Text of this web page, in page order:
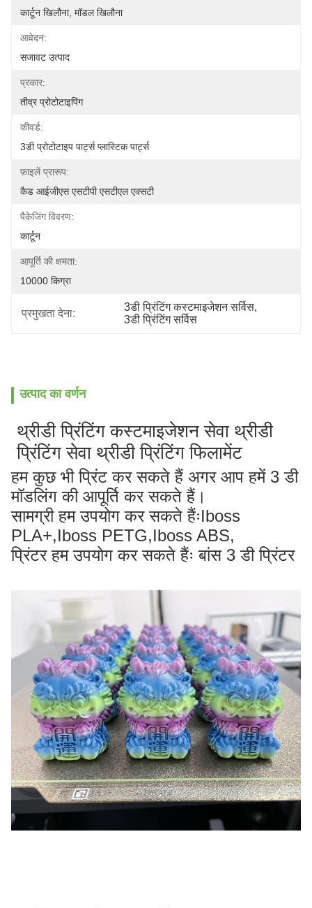
कार्टून खिलौना, मॉडल खिलौना
आवेदन:
सजावट उत्पाद
प्रकार:
तीव्र प्रोटोटाइपिंग
कीवर्ड:
3डी प्रोटोटाइप पार्ट्स प्लास्टिक पार्ट्स
फ़ाइलें प्रारूप:
कैड आईजीएस एसटीपी एसटीएल एक्सटी
पैकेजिंग विवरण:
कार्टून
आपूर्ति की क्षमता:
10000 किग्रा
प्रमुखता देना:
3डी प्रिंटिंग कस्टमाइजेशन सर्विस,
3डी प्रिंटिंग सर्विस
उत्पाद का वर्णन
थ्रीडी प्रिंटिंग कस्टमाइजेशन सेवा थ्रीडी
प्रिंटिंग सेवा थ्रीडी प्रिंटिंग फिलामेंट
हम कुछ भी प्रिंट कर सकते हैं अगर आप हमें 3 डी
मॉडलिंग की आपूर्ति कर सकते हैं।
सामग्री हम उपयोग कर सकते हैंःIboss
PLA+,Iboss PETG,Iboss ABS,
प्रिंटर हम उपयोग कर सकते हैंः बांस 3 डी प्रिंटर